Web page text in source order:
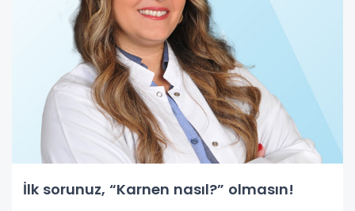
İlk sorunuz, “Karnen nasıl?” olmasın!